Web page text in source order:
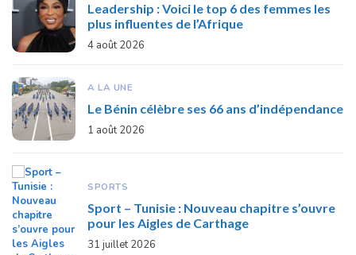
Leadership : Voici le top 6 des femmes les
plus influentes de l’Afrique
4 août 2026
A LA UNE
Le Bénin célèbre ses 66 ans d’indépendance
1 août 2026
SPORTS
Sport – Tunisie : Nouveau chapitre s’ouvre
pour les Aigles de Carthage
31 juillet 2026